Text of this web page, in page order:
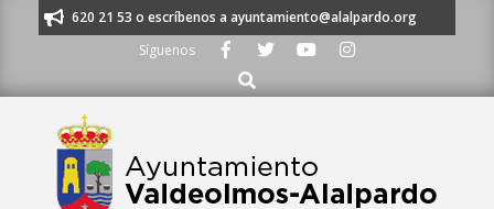
al 91 620 21 53 o escríbenos a ayuntamiento@alalpardo.org
Síguenos
Buscar